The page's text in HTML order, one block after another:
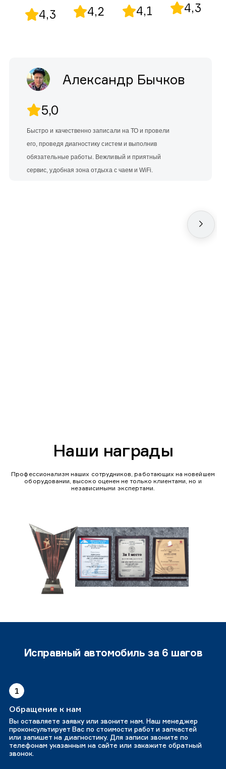
4,3 4,2 4,1 4,3
Александр Бычков
5,0
Быстро и качественно записали на ТО и провели
его, проведя диагностику систем и выполнив
обязательные работы. Вежливый и приятный
сервис, удобная зона отдыха с чаем и WiFi.
Наши награды
Профессионализм наших сотрудников, работающих на новейшем
оборудовании, высоко оценен не только клиентами, но и
независимыми экспертами.
Исправный автомобиль за 6 шагов
1
Обращение к нам
Вы оставляете заявку или звоните нам. Наш менеджер
проконсультирует Вас по стоимости работ и запчастей
или запишет на диагностику. Для записи звоните по
телефонам указанным на сайте или закажите обратный
звонок.